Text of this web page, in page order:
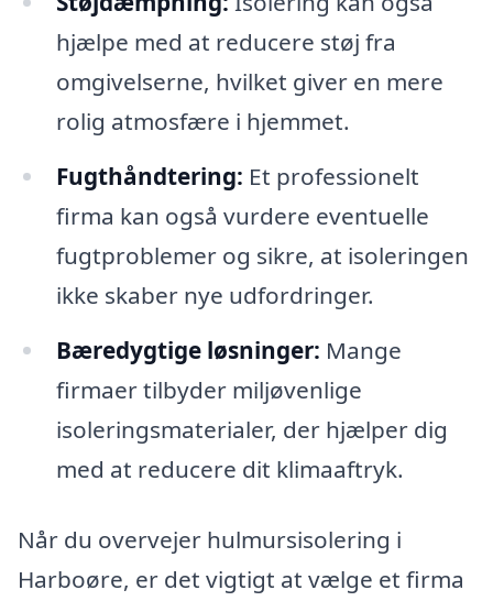
hjælpe med at reducere støj fra
omgivelserne, hvilket giver en mere
rolig atmosfære i hjemmet.
Fugthåndtering: Et professionelt
firma kan også vurdere eventuelle
fugtproblemer og sikre, at isoleringen
ikke skaber nye udfordringer.
Bæredygtige løsninger: Mange
firmaer tilbyder miljøvenlige
isoleringsmaterialer, der hjælper dig
med at reducere dit klimaaftryk.
Når du overvejer hulmursisolering i
Harboøre, er det vigtigt at vælge et firma